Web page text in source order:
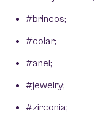
#brincos;
#colar;
#anel;
#jewelry;
#zirconia;